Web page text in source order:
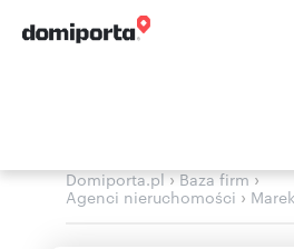
Domiporta.pl›Baza firm›
Agenci nieruchomości ›